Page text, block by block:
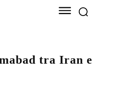
tra Iran e